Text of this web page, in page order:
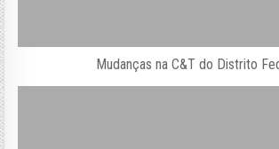
Mudanças na C&T do Distrito